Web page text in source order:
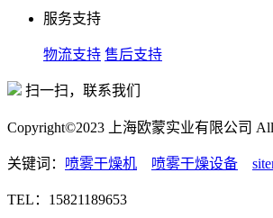
服务支持
物流支持 售后支持
扫一扫，联系我们
Copyright©2023 上海欧蒙实业有限公司
关键词： 喷雾干燥机 喷雾干燥设备
TEL：15821189653